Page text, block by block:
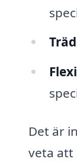
Det är
veta att